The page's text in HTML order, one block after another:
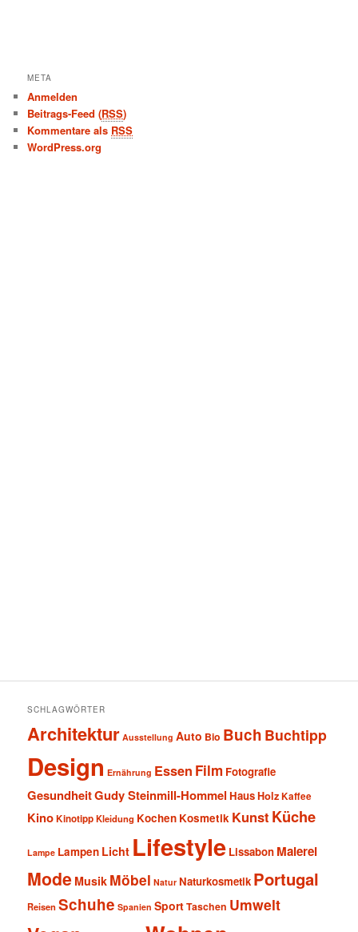
META
Anmelden
Beitrags-Feed (RSS)
Kommentare als RSS
WordPress.org
SCHLAGWÖRTER
Architektur Ausstellung Auto Bio Buch Buchtipp
Design Ernährung Essen Film Fotografie
GesundheitGudy Steinmill-Hommel HausHolzKaffee
KinoKinotippKleidung Kochen Kosmetik Kunst Küche
Lampe Lampen Licht Lifestyle Lissabon Malerei
Mode Musik Möbel Natur Naturkosmetik Portugal
ReisenSchuhe Spanien SportTaschen Umwelt